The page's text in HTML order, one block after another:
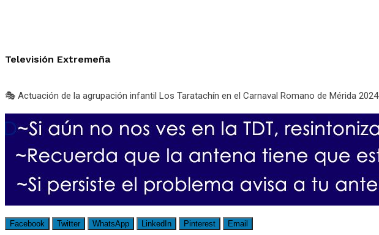
Televisión Extremeña
🎭 Actuación de la agrupación infantil Los Taratachín en el Carnaval Romano de Mérida 2024
Facebook Twitter WhatsApp LinkedIn Pinterest Email